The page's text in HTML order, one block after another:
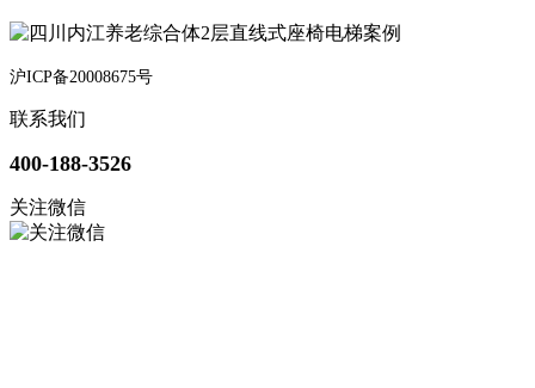
沪ICP备20008675号
联系我们
400-188-3526
关注微信